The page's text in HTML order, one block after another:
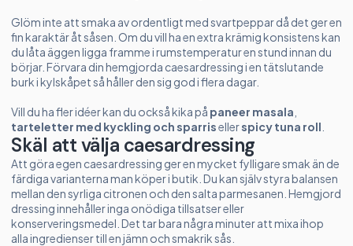
Skäl att välja caesardressing
Att göra egen caesardressing ger en mycket fylligare smak än de
färdiga varianterna man köper i butik. Du kan själv styra balansen
mellan den syrliga citronen och den salta parmesanen. Hemgjord
dressing innehåller inga onödiga tillsatser eller
konserveringsmedel. Det tar bara några minuter att mixa ihop
alla ingredienser till en jämn och smakrik sås.
Glöm inte att smaka av ordentligt med svartpeppar då det ger en
fin karaktär åt såsen. Om du vill ha en extra krämig konsistens kan
du låta äggen ligga framme i rumstemperatur en stund innan du
börjar. Förvara din hemgjorda caesardressing i en tätslutande
burk i kylskåpet så håller den sig god i flera dagar.
Vill du ha fler idéer kan du också kika på paneer masala
tarteletter med kyckling och sparrisellerspicy tuna roll